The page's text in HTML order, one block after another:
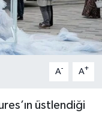
A- A+
üstlendiği